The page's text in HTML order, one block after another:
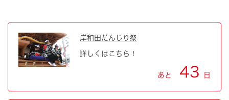
岸和田だんじり祭
詳しくはこちら！
あと 43 日